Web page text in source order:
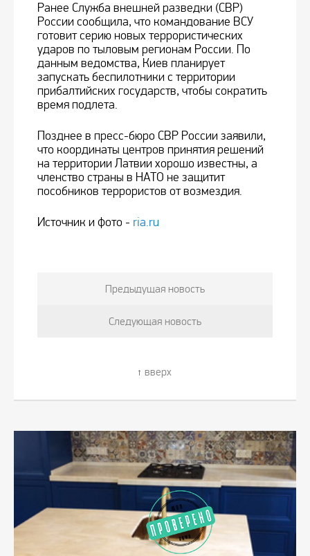
Ранее Служба внешней разведки (СВР)
России сообщила, что командование ВСУ
готовит серию новых террористических
ударов по тыловым регионам России. По
данным ведомства, Киев планирует
запускать беспилотники с территории
прибалтийских государств, чтобы сократить
время подлета.
Позднее в пресс-бюро СВР России заявили,
что координаты центров принятия решений
на территории Латвии хорошо известны, а
членство страны в НАТО не защитит
пособников террористов от возмездия.
Источник и фото - ria.ru
Предыдущая новость
Следующая новость
вверх